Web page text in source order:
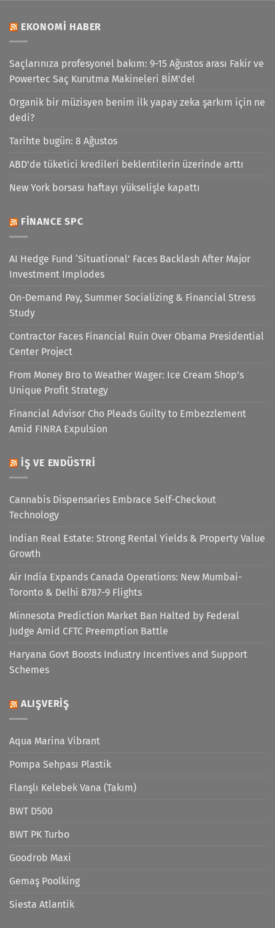
EKONOMI HABER
Saçlarınıza profesyonel bakım: 9-15 Ağustos arası Fakir ve
Powertec Saç Kurutma Makineleri BİM'de!
Organik bir müzisyen benim ilk yapay zeka şarkım için ne
dedi?
Tarihte bugün: 8 Ağustos
ABD'de tüketici kredileri beklentilerin üzerinde arttı
New York borsası haftayı yükselişle kapattı
FINANCE SPC
AI Hedge Fund ‘Situational’ Faces Backlash After Major
Investment Implodes
On-Demand Pay, Summer Socializing & Financial Stress
Study
Contractor Faces Financial Ruin Over Obama Presidential
Center Project
From Money Bro to Weather Wager: Ice Cream Shop’s
Unique Profit Strategy
Financial Advisor Cho Pleads Guilty to Embezzlement
Amid FINRA Expulsion
İŞ VE ENDÜSTRI
Cannabis Dispensaries Embrace Self-Checkout
Technology
Indian Real Estate: Strong Rental Yields & Property Value
Growth
Air India Expands Canada Operations: New Mumbai-
Toronto & Delhi B787-9 Flights
Minnesota Prediction Market Ban Halted by Federal
Judge Amid CFTC Preemption Battle
Haryana Govt Boosts Industry Incentives and Support
Schemes
ALIŞVERIŞ
Aqua Marina Vibrant
Pompa Sehpası Plastik
Flanşlı Kelebek Vana (Takım)
BWT D500
BWT PK Turbo
Goodrob Maxi
Gemaş Poolking
Siesta Atlantik